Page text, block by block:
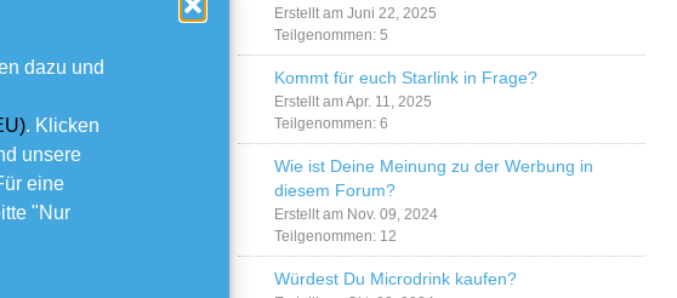
dazu und
. Klicken
unsere
eine
"Nur
Erstellt am Juni 22, 2025
Teilgenommen: 5
Kommt für euch Starlink in Frage?
Erstellt am Apr. 11, 2025
Teilgenommen: 6
Wie ist Deine Meinung zu der Werbung in
diesem Forum?
Erstellt am Nov. 09, 2024
Teilgenommen: 12
Würdest Du Microdrink kaufen?